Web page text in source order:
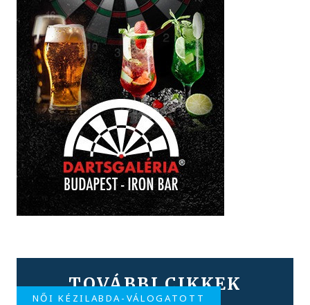
TOVÁBBI CIKKEK
NŐI KÉZILABDA-VÁLOGATOTT